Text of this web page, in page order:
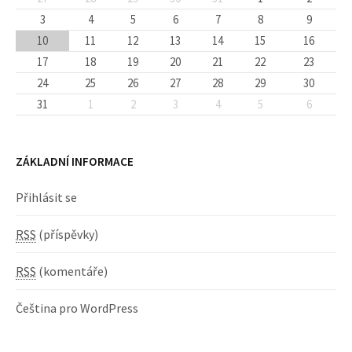
3
4 5 6 7 8
9
10
11 12 13 14 15
16
17
18 19 20 21 22
23
24
25 26 27 28 29
30
31
1 2 3 4 5 6
ZÁKLADNÍ INFORMACE
Přihlásit se
RSS (příspěvky)
RSS (komentáře)
Čeština pro WordPress